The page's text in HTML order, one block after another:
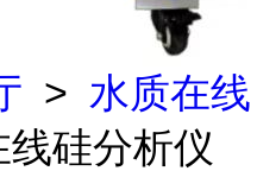
> 水质在线
线硅分析仪